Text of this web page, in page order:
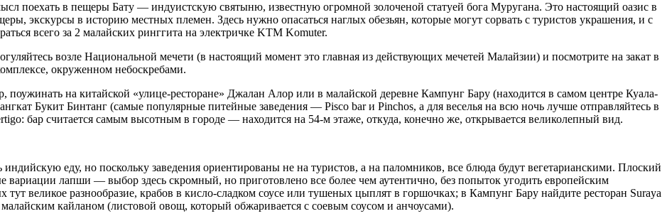
поехать в пещеры Бату — индуистскую святыню, известную огромной золоченой статуей бога Муругана. Это настоящий оазис в
экскурсы в историю местных племен. Здесь нужно опасаться наглых обезьян, которые могут сорвать с туристов украшения, и с
всего за 2 малайских ринггита на электричке KTM Komuter.
возле Национальной мечети (в настоящий момент это главная из действующих мечетей Малайзии) и посмотрите на закат в
окруженном небоскребами.
поужинать на китайской «улице-ресторане» Джалан Алор или в малайской деревне Кампунг Бару (находится в самом центре Куала-
Букит Бинтанг (самые популярные питейные заведения — Pisco bar и Pinchos, а для веселья на всю ночь лучше отправляйтесь в
бар считается самым высотным в городе — находится на 54-м этаже, откуда, конечно же, открывается великолепный вид.
еду, но поскольку заведения ориентированы не на туристов, а на паломников, все блюда будут вегетарианскими. Плоский
лапши — выбор здесь скромный, но приготовлено все более чем аутентично, без попыток угодить европейским
великое разнообразие, крабов в кисло-сладком соусе или тушеных цыплят в горшочках; в Кампунг Бару найдите ресторан Suraya
кайланом (листовой овощ, который обжаривается с соевым соусом и анчоусами).